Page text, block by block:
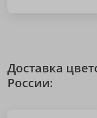
Доставка
России: